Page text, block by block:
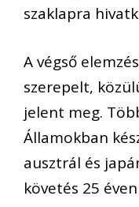
szaklapra
A végső
szerepelt,
jelent meg.
Államokban
ausztrál és
követés 25